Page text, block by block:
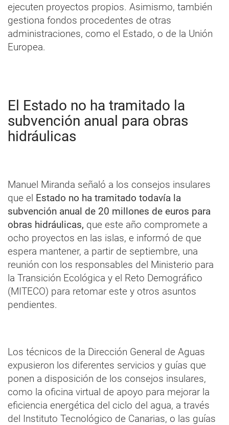
ejecuten proyectos propios. Asimismo, también
gestiona fondos procedentes de otras
administraciones, como el Estado, o de la Unión
Europea.
El Estado no ha tramitado la
subvención anual para obras
hidráulicas
Manuel Miranda señaló a los consejos insulares
que el Estado no ha tramitado todavía la
subvención anual de 20 millones de euros para
obras hidráulicas, que este año compromete a
ocho proyectos en las islas, e informó de que
espera mantener, a partir de septiembre, una
reunión con los responsables del Ministerio para
la Transición Ecológica y el Reto Demográfico
(MITECO) para retomar este y otros asuntos
pendientes.
Los técnicos de la Dirección General de Aguas
expusieron los diferentes servicios y guías que
ponen a disposición de los consejos insulares,
como la oficina virtual de apoyo para mejorar la
eficiencia energética del ciclo del agua, a través
del Instituto Tecnológico de Canarias, o las guías